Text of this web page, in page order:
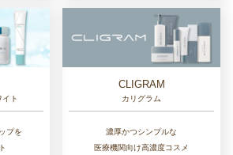
ト
プを
CLIGRAM
カリグラム
濃厚かつシンプルな
医療機関向け高濃度コスメ